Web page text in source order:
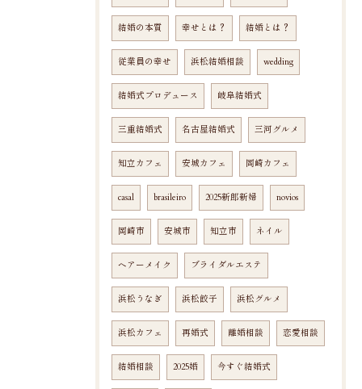
結婚の本質 幸せとは？ 結婚とは？
従業員の幸せ 浜松結婚相談 wedding
結婚式プロデュース 岐阜結婚式
三重結婚式 名古屋結婚式 三河グルメ
知立カフェ 安城カフェ 岡崎カフェ
casal brasileiro 2025新郎新婦 novios
岡崎市 安城市 知立市 ネイル
ヘアーメイク ブライダルエステ
浜松うなぎ 浜松餃子 浜松グルメ
浜松カフェ 再婚式 離婚相談 恋愛相談
結婚相談 2025婚 今すぐ結婚式